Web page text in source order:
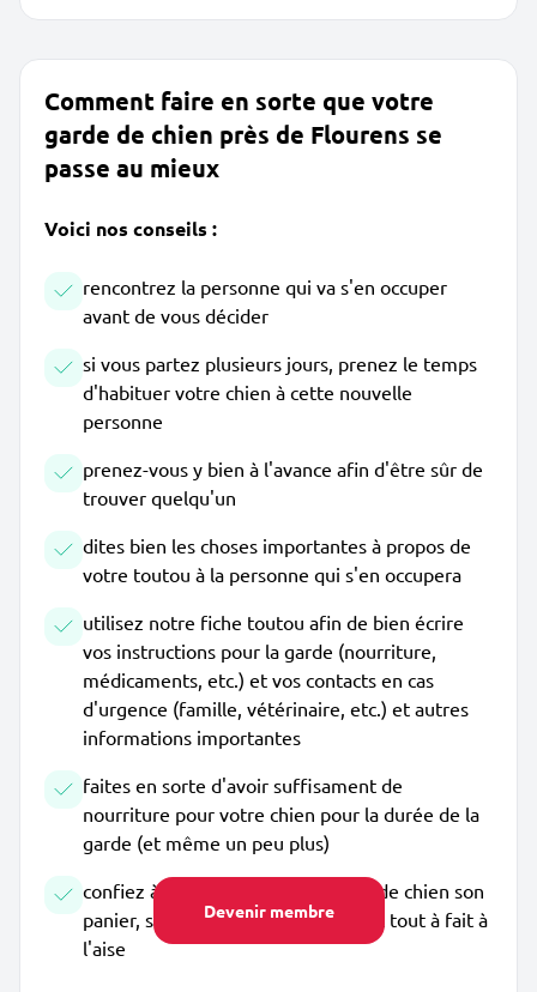
Devenir membre
Comment faire en sorte que votre
garde de chien près de Flourens se
passe au mieux
Voici nos conseils :
rencontrez la personne qui va s'en occuper
avant de vous décider
si vous partez plusieurs jours, prenez le temps
d'habituer votre chien à cette nouvelle
personne
prenez-vous y bien à l'avance afin d'être sûr de
trouver quelqu'un
dites bien les choses importantes à propos de
votre toutou à la personne qui s'en occupera
utilisez notre fiche toutou afin de bien écrire
vos instructions pour la garde (nourriture,
médicaments, etc.) et vos contacts en cas
d'urgence (famille, vétérinaire, etc.) et autres
informations importantes
faites en sorte d'avoir suffisament de
nourriture pour votre chien pour la durée de la
garde (et même un peu plus)
confiez à la personne qui s'occupe de chien son
panier, ses jouets, etc. afin qu'il soit tout à fait à
l'aise